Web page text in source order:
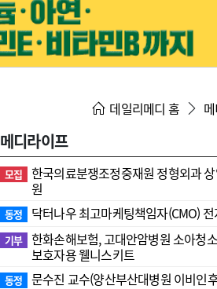
약제급여 심사 결과
데일리메디 홈
메디라이프
모집
한국의료분쟁조정중재원 정형외과
원
동정 닥터나우 최고마케팅책임자(CMO)
기부 한화손해보험, 고대안암병원 소아청
보호자용 웰니스키트
동정
문수진 교수( 양산부산대병원 이비인